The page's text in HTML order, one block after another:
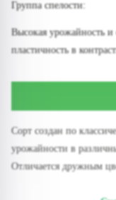
Группа спелости:
Высокая урожайность и
пластичность в
Сорт создан по
урожайности в
Отличается дружным